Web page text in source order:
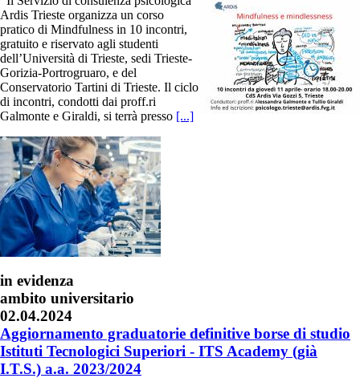
Ardis Trieste organizza un corso
pratico di Mindfulness in 10 incontri,
gratuito e riservato agli studenti
dell’Università di Trieste, sedi Trieste-
Gorizia-Portrogruaro, e del
Conservatorio Tartini di Trieste. Il ciclo
di incontri, condotti dai proff.ri
Galmonte e Giraldi, si terrà presso [...]
in evidenza
ambito universitario
02.04.2024
Aggiornamento graduatorie definitive borse di studio
Istituti Tecnologici Superiori - ITS Academy (già
I.T.S.) a.a. 2023/2024